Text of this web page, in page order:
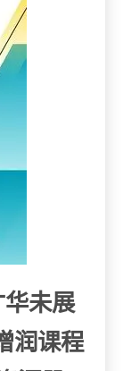
未展
润课程